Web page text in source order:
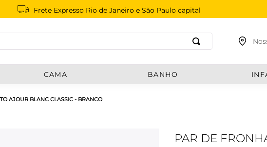
Frete Expresso Rio de Janeiro e São Paulo capital
Buscar
CAMA BANHO
AJOUR BLANC CLASSIC - BRANCO
PAR DE